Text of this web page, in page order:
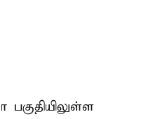
பகுதியிலுள்ள